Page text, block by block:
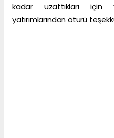
kadar uzattıkları için
yatırımlarından ötürü